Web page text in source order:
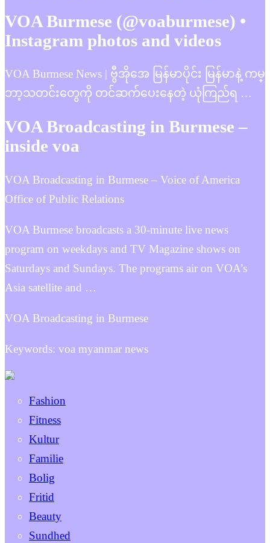
VOA Burmese (@voaburmese) •
Instagram photos and videos
VOA Burmese News | ဗွီအိုအေ မြန်မာပိုင်း မြန်မာနဲ့ ကမ္
ဘာ့သတင်းတွေကို တင်ဆက်ပေးနေတဲ့ ယုံကြည်ရ …
VOA Broadcasting in Burmese –
inside voa
VOA Broadcasting in Burmese – Voice of America
Office of Public Relations
VOA Burmese broadcasts a 30-minute live news
program on weekdays and TV Magazine shows on
Saturdays and Sundays. The programs air on VOA’s
Asia satellite and …
VOA Broadcasting in Burmese
Keywords: voa myanmar news
Fashion
Fitness
Kultur
Familie
Bolig
Fritid
Beauty
Sundhed